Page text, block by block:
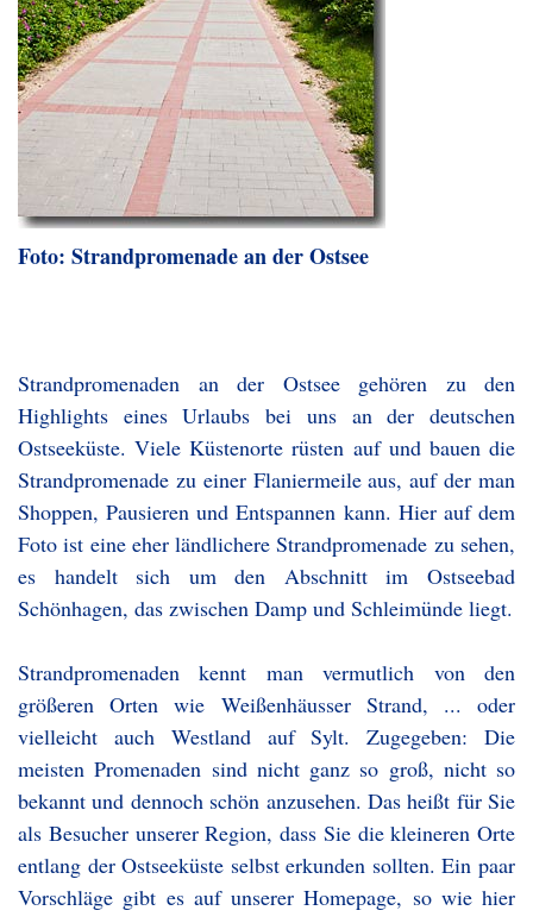
Foto: Strandpromenade an der Ostsee
Strandpromenaden an der Ostsee gehören zu den
Highlights eines Urlaubs bei uns an der deutschen
Ostseeküste. Viele Küstenorte rüsten auf und bauen die
Strandpromenade zu einer Flaniermeile aus, auf der man
Shoppen, Pausieren und Entspannen kann. Hier auf dem
Foto ist eine eher ländlichere Strandpromenade zu sehen,
es handelt sich um den Abschnitt im Ostseebad
Schönhagen, das zwischen Damp und Schleimünde liegt.
Strandpromenaden kennt man vermutlich von den
größeren Orten wie Weißenhäusser Strand, ... oder
vielleicht auch Westland auf Sylt. Zugegeben: Die
meisten Promenaden sind nicht ganz so groß, nicht so
bekannt und dennoch schön anzusehen. Das heißt für Sie
als Besucher unserer Region, dass Sie die kleineren Orte
entlang der Ostseeküste selbst erkunden sollten. Ein paar
Vorschläge gibt es auf unserer Homepage, so wie hier